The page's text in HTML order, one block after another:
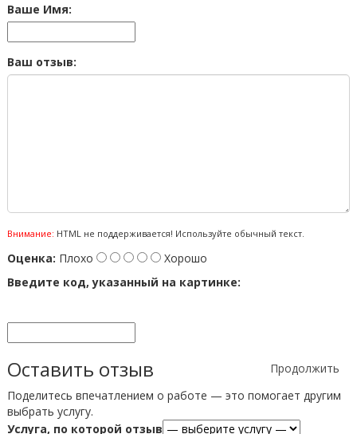
Ваше Имя:
Ваш отзыв:
Внимание: HTML не поддерживается! Используйте обычный текст.
Оценка: Плохо
Хорошо
Введите код, указанный на картинке:
Продолжить
Оставить отзыв
Поделитесь впечатлением о работе — это помогает другим
выбрать услугу.
Услуга, по которой отзыв